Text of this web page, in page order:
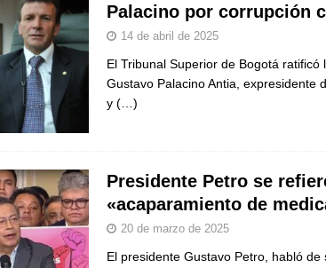
Palacino por corrupción
14 de abril de 2025
El Tribunal Superior de Bogotá
Gustavo Palacino Antia, expresidente
y (…)
Presidente Petro se
«acaparamiento de
20 de marzo de 2025
El presidente Gustavo Petro, habló